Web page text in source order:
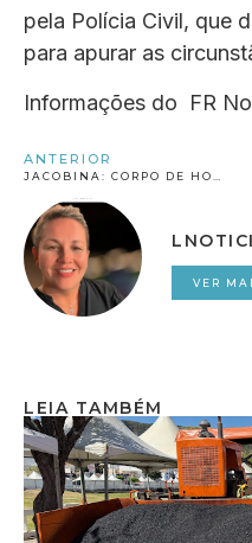
pela Polícia Civil, que
para apurar as
Informações do FR
ANTERIOR
VER
LEIA TAMBÉM